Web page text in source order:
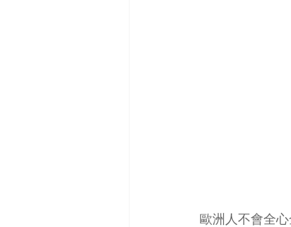
歐洲人不會全